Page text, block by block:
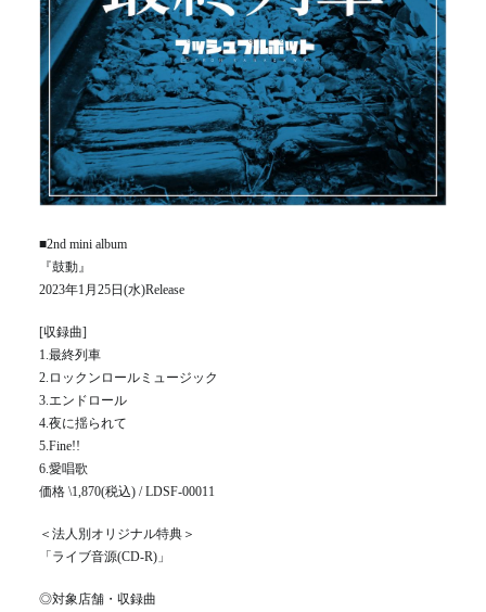
■2nd mini album
『鼓動』
2023年1月25日(水)Release
[収録曲]
1.最終列車
2.ロックンロールミュージック
3.エンドロール
4.夜に揺られて
5.Fine!!
6.愛唱歌
価格 \1,870(税込) / LDSF-00011
＜法人別オリジナル特典＞
「ライブ音源(CD-R)」
◎対象店舗・収録曲